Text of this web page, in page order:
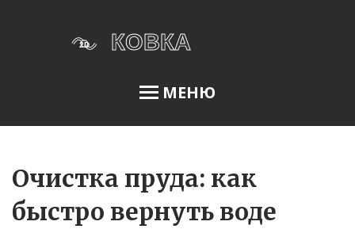
МЕНЮ
Меню
Очистка пруда: как
быстро вернуть воде